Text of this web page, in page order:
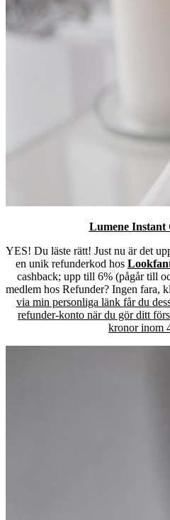
Lumene Instant
YES! Du läste rätt! Just nu är det
en unik refunderkod hos
cashback; upp till 6% (pågår till
medlem hos Refunder? Ingen fara,
via min personliga länk får du
refunder-konto när du gör ditt
kronor inom